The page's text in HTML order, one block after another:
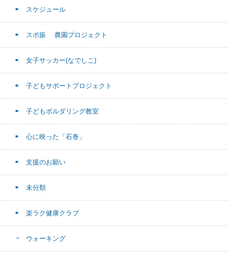
スケジュール
スポ振 農園プロジェクト
女子サッカー(なでしこ)
子どもサポートプロジェクト
子どもボルダリング教室
心に映った「石巻」
支援のお願い
未分類
楽ラク健康クラブ
ウォーキング